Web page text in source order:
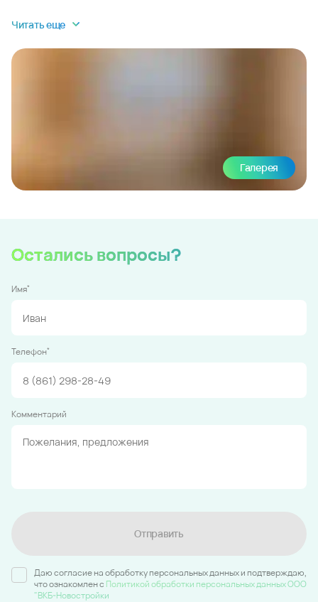
Читать еще
Галерея
Остались вопросы?
Имя*
Телефон*
Комментарий
Отправить
Даю согласие на обработку персональных данных и подтверждаю,
что ознакомлен c Политикой обработки персональных данных ООО
"ВКБ-Новостройки